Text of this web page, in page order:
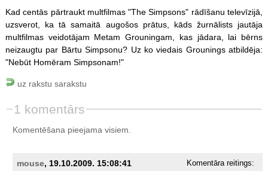
Kad centās pārtraukt multfilmas "The Simpsons" rādīšanu televīzijā,
uzsverot, ka tā samaitā augošos prātus, kāds žurnālists jautāja
multfilmas veidotājam Metam Grouningam, kas jādara, lai bērns
neizaugtu par Bārtu Simpsonu? Uz ko viedais Grounings atbildēja:
"Nebūt Homēram Simpsonam!"
uz rakstu sarakstu
1 komentārs
Komentēšana pieejama visiem.
mouse, 19.10.2009. 15:08:41
Komentāra reitings: